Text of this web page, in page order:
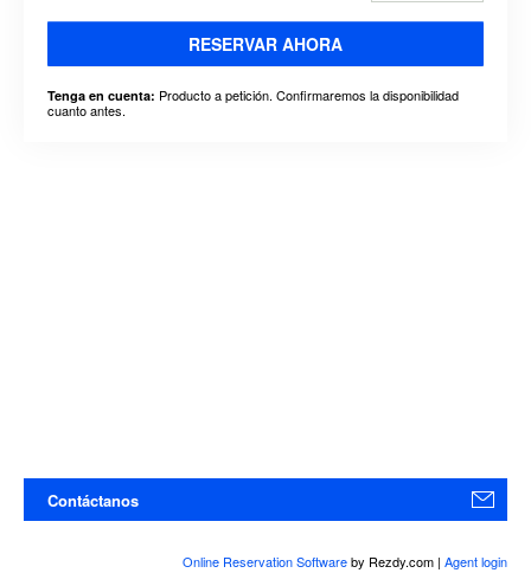
RESERVAR AHORA
Tenga en cuenta: Producto a petición. Confirmaremos la disponibilidad
cuanto antes.
Contáctanos
Online Reservation Softwareby Rezdy.com | Agent login